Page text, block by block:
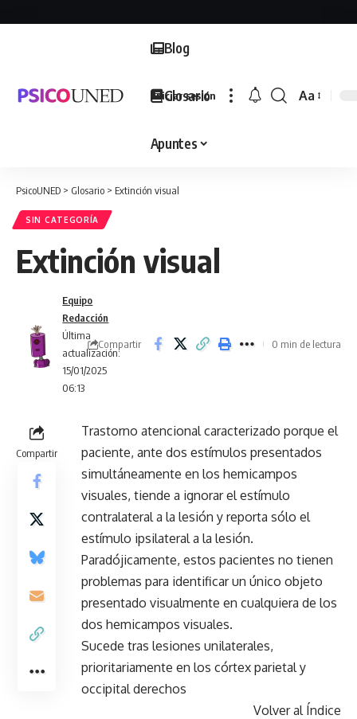
Blog
Glosario
Apuntes
Iniciar sesión
Font
Aa
PsicoUNED > Glosario > Extinción visual
SIN CATEGORÍA
Extinción visual
Última
actualización:
15/01/2025
06:13
Equipo
Redacción
Compartir 0 min de lectura
Compartir
Trastorno atencional caracterizado porque el
paciente, ante dos estímulos presentados
simultáneamente en los hemicampos
visuales, tiende a ignorar el estímulo
contralateral a la lesión y reporta sólo el
estímulo ipsilateral a la lesión.
Paradójicamente, estos pacientes no tienen
problemas para identificar un único objeto
presentado visualmente en cualquiera de los
dos hemicampos visuales.
Sucede tras lesiones unilaterales,
prioritariamente en los córtex parietal y
occipital derechos
Volver al Índice